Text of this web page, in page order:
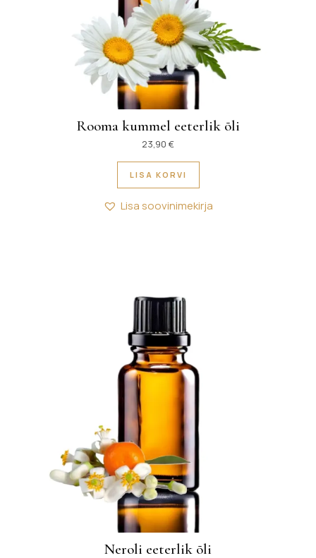
Rooma kummel eeterlik õli
23,90 €
LISA KORVI
Lisa soovinimekirja
Neroli eeterlik õli